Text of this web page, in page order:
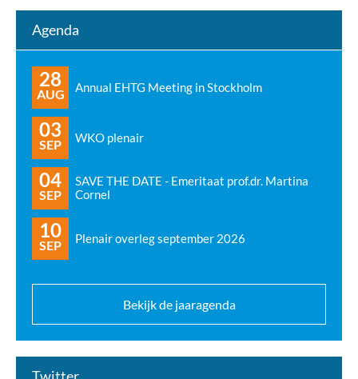
Agenda
28
AUG Annual EHTG Meeting in Stockholm
03
SEP WKO plenair
04
SEP
SAVE THE DATE - Emeritaat prof.dr. Martina
Cornel
10
SEP Plenair overleg september 2026
Bekijk de jaaragenda